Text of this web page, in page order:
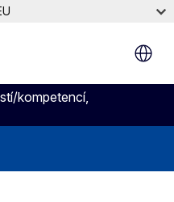
kompetencí,